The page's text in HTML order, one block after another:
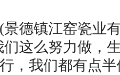
镇江窑瓷业有
这么努力做，
，我们都有点